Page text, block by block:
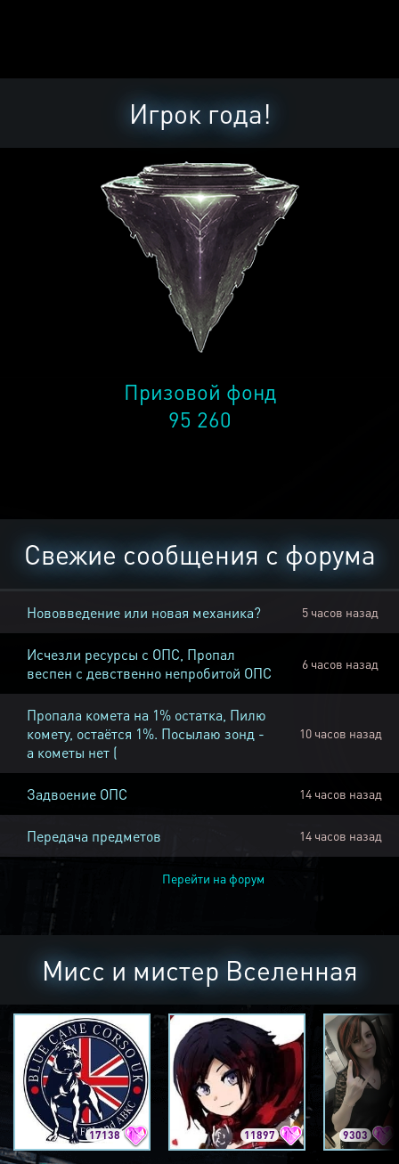
Игрок года!
Призовой фонд
95 260
Свежие сообщения с форума
Нововведение или новая механика? 5 часов назад
Исчезли ресурсы с ОПС, Пропал
веспен с девственно непробитой ОПС
6 часов назад
Пропала комета на 1% остатка, Пилю
комету, остаётся 1%. Посылаю зонд -
а кометы нет (
10 часов назад
Задвоение ОПС 14 часов назад
Передача предметов 14 часов назад
Перейти на форум
Мисс и мистер Вселенная
17138 11897 9303